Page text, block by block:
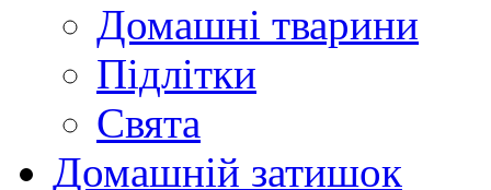
Домашні тварини
Підлітки
Свята
Домашній затишок